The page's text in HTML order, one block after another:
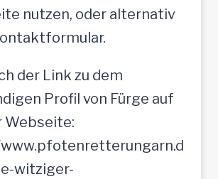
nutzen, oder alternativ
der Link zu dem
Profil von Fürge auf
Webseite:
witziger-